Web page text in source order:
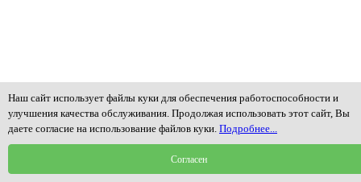
Наш сайт использует файлы куки для обеспечения работоспособности и
улучшения качества обслуживания. Продолжая использовать этот сайт, Вы
даете согласие на использование файлов куки. Подробнее...
Согласен